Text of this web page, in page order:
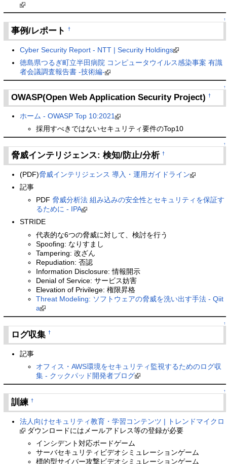
↑
事例/レポート†
Cyber Security Report - NTT | Security Holdings
徳島県つるぎ町立半田病院 コンピュータウイルス感染事案 有識
者会議調査報告書 -技術編-
↑
OWASP(Open Web Application Security Project)†
ホーム - OWASP Top 10:2021
採用すべきではないセキュリティ要件のTop10
↑
脅威インテリジェンス: 検知/防止/分析†
(PDF)脅威インテリジェンス 導入・運用ガイドライン
記事
PDF 脅威分析法 組み込みの安全性とセキュリティを保証す
るために - IPA
STRIDE
代表的な6つの脅威に対して、検討を行う
Spoofing: なりすまし
Tampering: 改ざん
Repudiation: 否認
Information Disclosure: 情報開示
Denial of Service: サービス妨害
Elevation of Privilege: 権限昇格
Threat Modeling: ソフトウェアの脅威を洗い出す手法 - Qiit
a
↑
ログ収集†
記事
オフィス・AWS環境をセキュリティ監視するためのログ収
集 - クックパッド開発者ブログ
↑
訓練†
法人向けセキュリティ教育・学習コンテンツ | トレンドマイクロ
ダウンロードにはメールアドレス等の登録が必要
インシデント対応ボードゲーム
サーバセキュリティビデオシミュレーションゲーム
標的型サイバー攻撃ビデオシミュレーションゲーム